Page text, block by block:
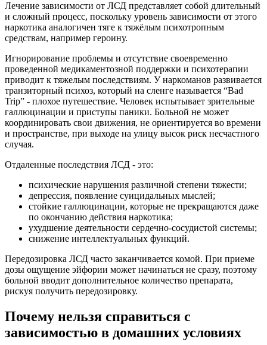
Лечение зависимости от ЛСД представляет собой длительный
и сложный процесс, поскольку уровень зависимости от этого
наркотика аналогичен тяге к тяжёлым психотропным
средствам, например героину.
Игнорирование проблемы и отсутствие своевременно
проведенной медикаментозной поддержки и психотерапии
приводит к тяжелым последствиям. У наркоманов развивается
транзиторный психоз, который на сленге называется “Bad
Trip” - плохое путешествие. Человек испытывает зрительные
галлюцинации и приступы паники. Больной не может
координировать свои движения, не ориентируется во времени
и пространстве, при выходе на улицу высок риск несчастного
случая.
Отдаленные последствия ЛСД - это:
психические нарушения различной степени тяжести;
депрессия, появление суицидальных мыслей;
стойкие галлюцинации, которые не прекращаются даже
по окончанию действия наркотика;
ухудшение деятельности сердечно-сосудистой системы;
снижение интеллектуальных функций.
Передозировка ЛСД часто заканчивается комой. При приеме
дозы ощущение эйфории может начинаться не сразу, поэтому
больной вводит дополнительное количество препарата,
рискуя получить передозировку.
Почему нельзя справиться с
зависимостью в домашних условиях